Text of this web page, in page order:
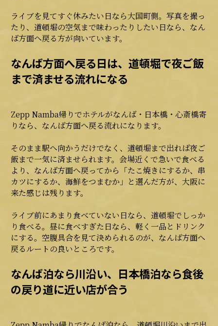
ライブを見てすぐ休みたい日なら大国町側。写真を撮っ
たり、道頓堀の空気まで味わったりしたい日なら、なん
ば方面へ戻る方が向いています。
なんば方面へ戻る日は、道頓堀で夜ご飯
まで済ませる流れになる
Zepp Namba帰りでホテルがなんば・日本橋・心斎橋寄
りなら、なんば方面へ戻る流れになります。
そのまま駅へ向かうだけでなく、道頓堀まで出れば夜ご
飯まで一気に済ませられます。会場近くで急いで食べる
より、なんば方面へ戻ってから「たこ焼きにするか、串
カツにするか、海鮮をつまむか」と選んだ方が、大阪に
来た感じは残ります。
ライブ前にあまり食べていない日なら、道頓堀でしっか
り食べる。昼に食べすぎた日なら、軽く一品とドリンク
にする。空腹具合を見て決められるのが、なんば方面へ
戻るルートの良いところです。
なんば泊なら川沿い、日本橋泊なら食後
の戻り道に近い店が合う